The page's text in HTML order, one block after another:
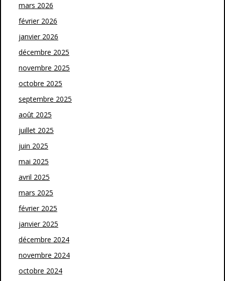
mars 2026
février 2026
janvier 2026
décembre 2025
novembre 2025
octobre 2025
septembre 2025
août 2025
juillet 2025
juin 2025
mai 2025
avril 2025
mars 2025
février 2025
janvier 2025
décembre 2024
novembre 2024
octobre 2024